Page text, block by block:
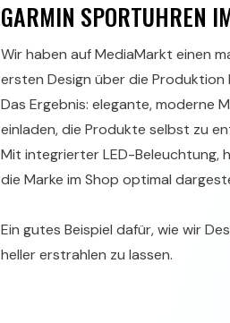
GARMIN SPORTUHREN
Wir haben auf MediaMarkt einen
ersten Design über die Produktion
Das Ergebnis: elegante, moderne
einladen, die Produkte selbst zu
Mit integrierter LED-Beleuchtung,
die Marke im Shop optimal
Ein gutes Beispiel dafür, wie wir
heller erstrahlen zu lassen.